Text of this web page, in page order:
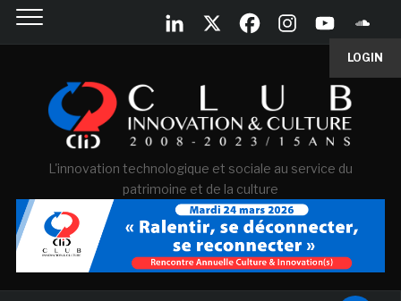
LOGIN
L'innovation technologique et sociale au service du
patrimoine et de la culture